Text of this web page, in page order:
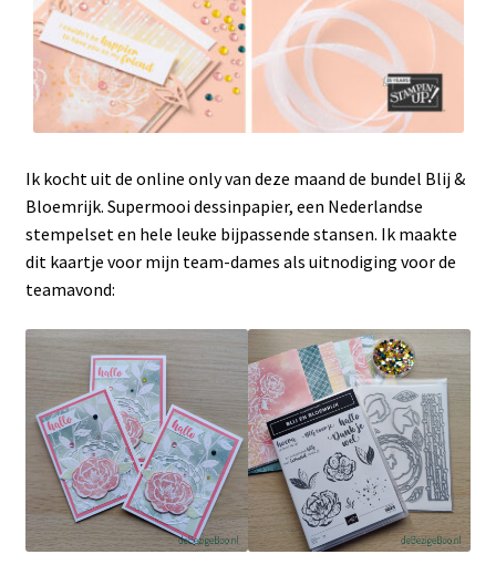
Ik kocht uit de online only van deze maand de bundel Blij &
Bloemrijk. Supermooi dessinpapier, een Nederlandse
stempelset en hele leuke bijpassende stansen. Ik maakte
dit kaartje voor mijn team-dames als uitnodiging voor de
teamavond: